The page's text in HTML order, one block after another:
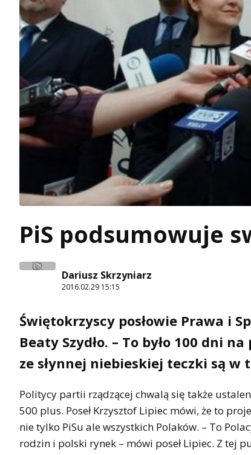
PiS podsumowuje
Dariusz Skrzyniarz
2016.02.29 15:15
Świętokrzyscy posłowie Prawa i
Beaty Szydło. – To było 100 dni
ze słynnej niebieskiej teczki są
Politycy partii rządzącej chwalą się także
500 plus. Poseł Krzysztof Lipiec mówi, że to
nie tylko PiSu ale wszystkich Polaków. – To
rodzin i polski rynek – mówi poseł Lipiec. Z tej